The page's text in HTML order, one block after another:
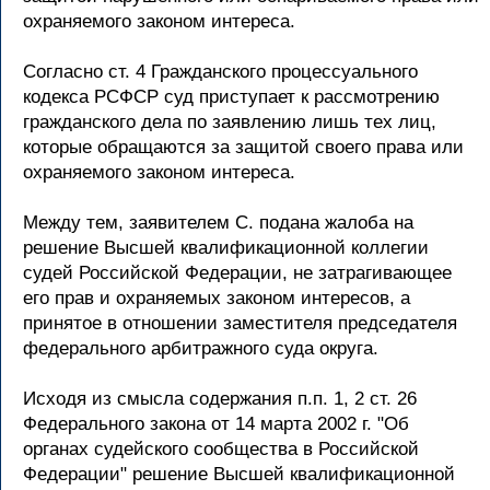
охраняемого законом интереса.
Согласно ст. 4 Гражданского процессуального
кодекса РСФСР суд приступает к рассмотрению
гражданского дела по заявлению лишь тех лиц,
которые обращаются за защитой своего права или
охраняемого законом интереса.
Между тем, заявителем С. подана жалоба на
решение Высшей квалификационной коллегии
судей Российской Федерации, не затрагивающее
его прав и охраняемых законом интересов, а
принятое в отношении заместителя председателя
федерального арбитражного суда округа.
Исходя из смысла содержания п.п. 1, 2 ст. 26
Федерального закона от 14 марта 2002 г. "Об
органах судейского сообщества в Российской
Федерации" решение Высшей квалификационной